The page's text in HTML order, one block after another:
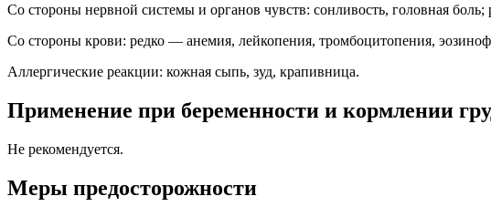
Со стороны нервной системы и органов чувств: сонливость, головная
Со стороны крови: редко — анемия, лейкопения, тромбоцитопения,
Аллергические реакции: кожная сыпь, зуд, крапивница.
Применение при беременности и кормлении
Не рекомендуется.
Меры предосторожности